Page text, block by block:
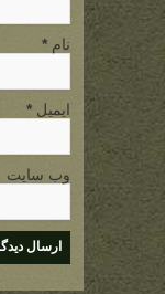
نام *
ایمیل *
وب سایت